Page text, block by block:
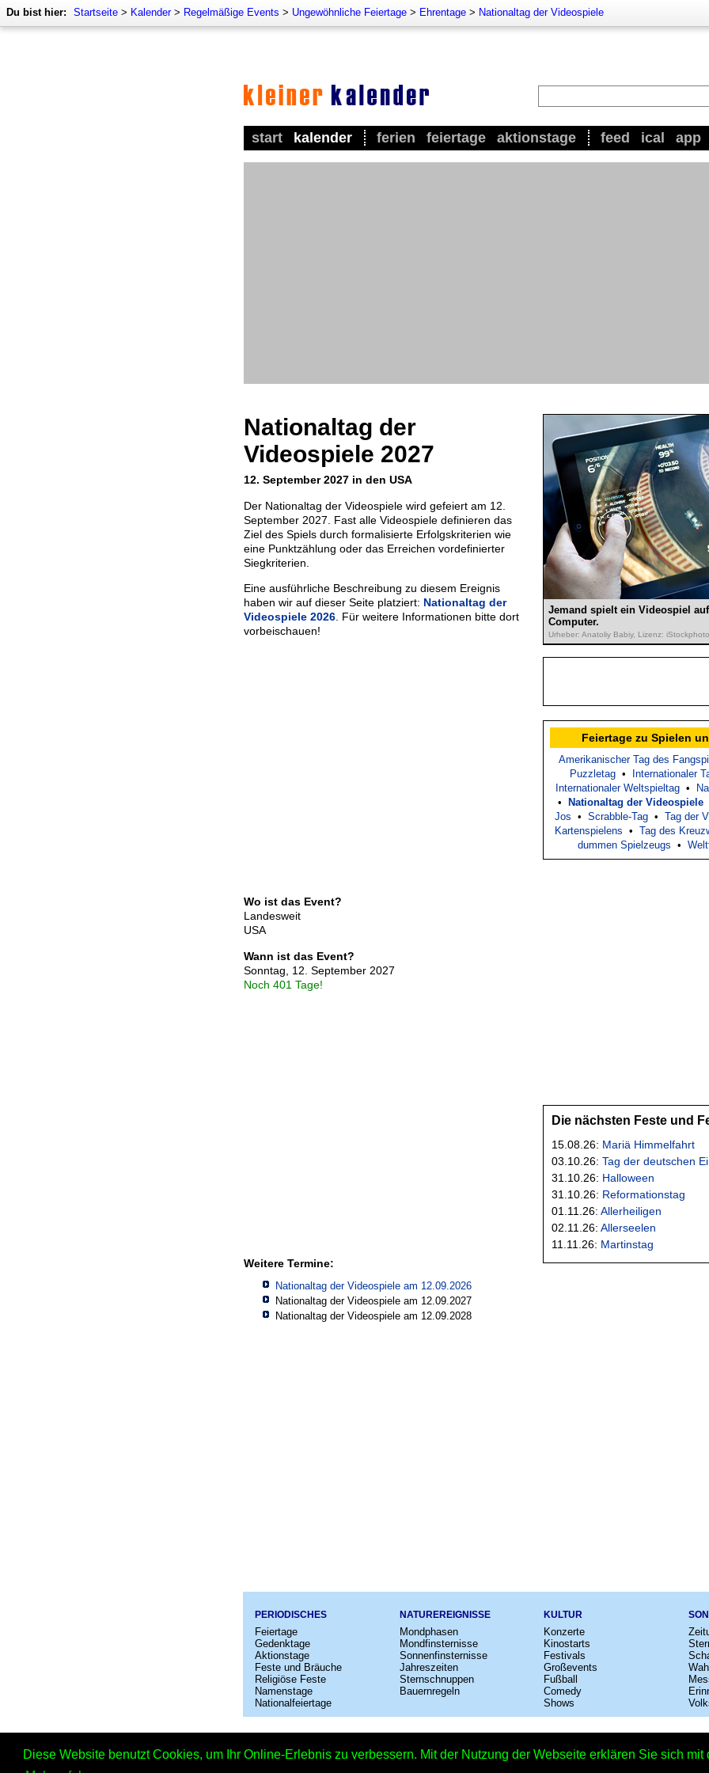
Diese Website benutzt Cookies, um Ihr Online-Erlebnis zu verbessern. Mit der Nutzung der Webseite erklären Sie sich
Du bist hier: Startseite > Kalender> Regelmäßige Events > Ungewöhnliche Feiertage > Ehrentage > Nationaltag der Videospiele
start kalender ferien feiertage aktionstage feed ical app
Nationaltag der
Videospiele 2027
12. September 2027 in den USA
Jemand spielt ein Videospiel
Computer.
Urheber: Anatoliy Babiy, Lizenz:
Der Nationaltag der Videospiele wird gefeiert am 12.
September 2027. Fast alle Videospiele definieren das
Ziel des Spiels durch formalisierte Erfolgskriterien wie
eine Punktzählung oder das Erreichen vordefinierter
Siegkriterien.
Eine ausführliche Beschreibung zu diesem Ereignis
haben wir auf dieser Seite platziert: Nationaltag der
Videospiele 2026 . Für weitere Informationen bitte dort
vorbeischauen!
Wo ist das Event?
Landesweit
USA
Wann ist das Event?
Sonntag, 12. September 2027
Noch 401 Tage!
Weitere Termine:
Nationaltag der Videospiele am 12.09.2026
Nationaltag der Videospiele am 12.09.2027
Nationaltag der Videospiele am 12.09.2028
Feiertage zu Spielen
Amerikanischer Tag des
Puzzletag • Internationaler
Internationaler Weltspieltag •
•
Nationaltag der Videospiele
Jos • Scrabble-Tag • Tag der
Kartenspielens • Tag des
dummen Spielzeugs •
Die nächsten Feste und
15.08.26: Mariä Himmelfahrt
03.10.26: Tag der deutschen
31.10.26: Halloween
31.10.26: Reformationstag
01.11.26: Allerheiligen
02.11.26: Allerseelen
11.11.26: Martinstag
PERIODISCHES
Feiertage
Gedenktage
Aktionstage
Feste und Bräuche
Religiöse Feste
Namenstage
Nationalfeiertage
NATUREREIGNISSE
Mondphasen
Mondfinsternisse
Sonnenfinsternisse
Jahreszeiten
Sternschnuppen
Bauernregeln
KULTUR
Konzerte
Kinostarts
Festivals
Großevents
Fußball
Comedy
Shows
Nationaltag der Videospiele 2027 - 12.09.2027 – Copyright © 2026 Kleiner